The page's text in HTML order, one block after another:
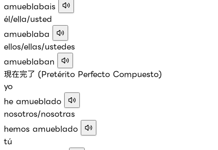
amueblabais
él/ella/usted
amueblaba
ellos/ellas/ustedes
amueblaban
現在完了 (Pretérito Perfecto Compuesto)
yo
he amueblado
nosotros/nosotras
hemos amueblado
tú